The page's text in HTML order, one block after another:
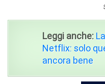
Leggi anche:
Netflix: solo
ancora bene